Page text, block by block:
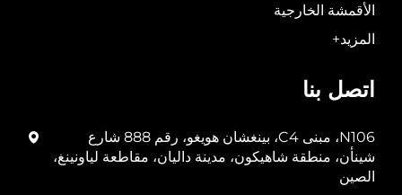
الأقمشة الخارجية
المزيد+
اتصل بنا
N106، مبنى C4، بينغشان هويغو، رقم 888 شارع
شينأن، منطقة شاهيكون، مدينة داليان، مقاطعة لياونينغ،
الصين